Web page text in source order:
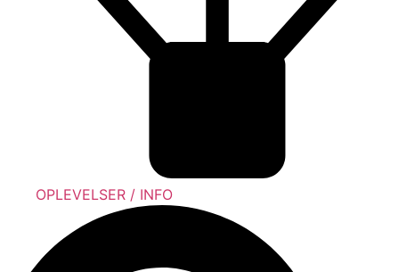
OPLEVELSER / INFO